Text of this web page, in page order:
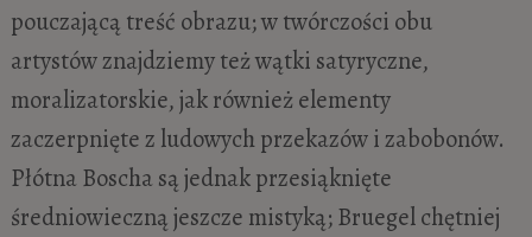
pouczającą treść obrazu; w twórczości obu
artystów znajdziemy też wątki satyryczne,
moralizatorskie, jak również elementy
zaczerpnięte z ludowych przekazów i zabobonów.
Płótna Boscha są jednak przesiąknięte
średniowieczną jeszcze mistyką; Bruegel chętniej